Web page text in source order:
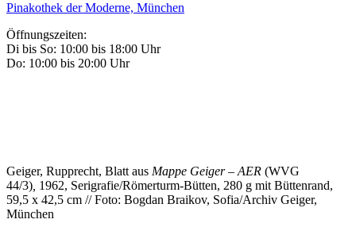
Pinakothek der Moderne, München
Öffnungszeiten:
Di bis So: 10:00 bis 18:00 Uhr
Do: 10:00 bis 20:00 Uhr
Geiger, Rupprecht, Blatt aus Mappe Geiger – AER (WVG
44/3) 1962, Serigrafie/Römerturm-Bütten, 280 g mit Büttenrand,
59,5 x 42,5 cm // Foto: Bogdan Braikov, Sofia/Archiv Geiger,
München